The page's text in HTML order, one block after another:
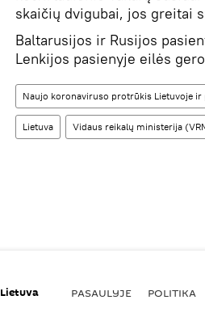
skaičių dvigubai, jos greitai
Baltarusijos ir Rusijos
Lenkijos pasienyje eilės
Naujo koronaviruso protrūkis Lietuvoje ir
Lietuva Vidaus reikalų ministerija
Lietuva PASAULYJE POLITIKA